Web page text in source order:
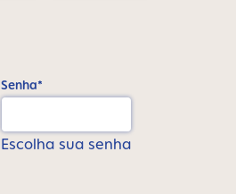
Senha*
Escolha sua senha